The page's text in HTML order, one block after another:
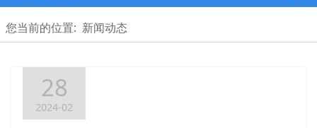
您当前的位置: 新闻动态
28
2024-02